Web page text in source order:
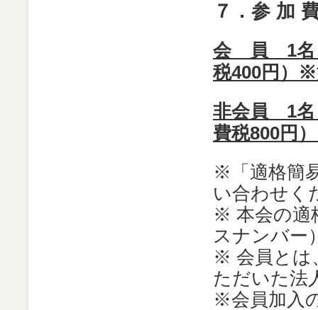
７．参 加
会 員 1名
税400円）
非会員 1名
費税800円
※「適格簡
い合わせく
※ 本会の適
スナンバー
※ 会員とは
ただいた法
※会員加入